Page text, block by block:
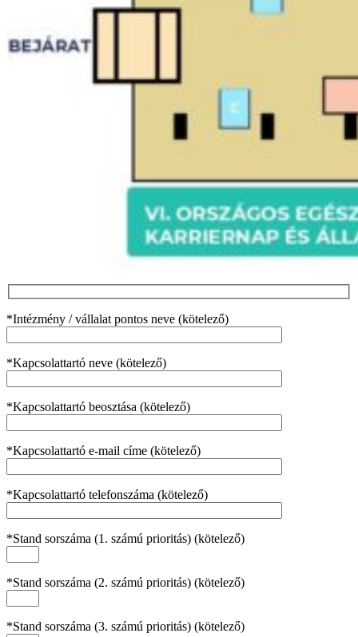
*Intézmény / vállalat pontos neve (kötelező)
*Kapcsolattartó neve (kötelező)
*Kapcsolattartó beosztása (kötelező)
*Kapcsolattartó e-mail címe (kötelező)
*Kapcsolattartó telefonszáma (kötelező)
*Stand sorszáma (1. számú prioritás) (kötelező)
*Stand sorszáma (2. számú prioritás) (kötelező)
*Stand sorszáma (3. számú prioritás) (kötelező)